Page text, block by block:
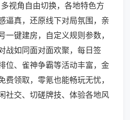
视角自由切换，各地特色方
逼真，还原线下对局氛围，亲
一键建房，自定义规则参数，
战如同面对面欢聚，每日签
位、雀神争霸等活动丰富，金
费领取，零氪也能畅玩无忧，
社交、切磋牌技、体验各地风